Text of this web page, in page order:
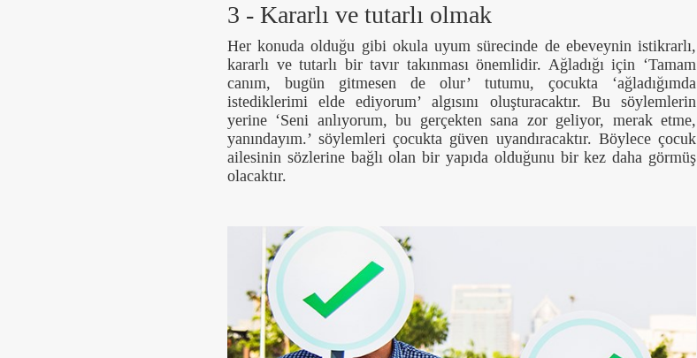
3 - Kararlı ve tutarlı olmak
Her konuda olduğu gibi okula uyum sürecinde de ebeveynin istikrarlı,
kararlı ve tutarlı bir tavır takınması önemlidir. Ağladığı için ‘Tamam
canım, bugün gitmesen de olur’ tutumu, çocukta ‘ağladığımda
istediklerimi elde ediyorum’ algısını oluşturacaktır. Bu söylemlerin
yerine ‘Seni anlıyorum, bu gerçekten sana zor geliyor, merak etme,
yanındayım.’ söylemleri çocukta güven uyandıracaktır. Böylece çocuk
ailesinin sözlerine bağlı olan bir yapıda olduğunu bir kez daha görmüş
olacaktır.